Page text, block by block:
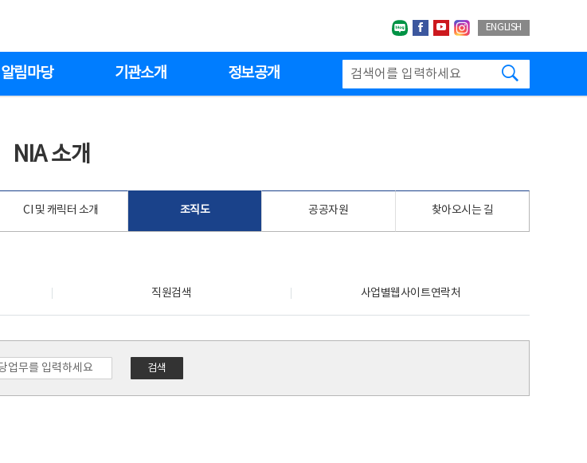
네이버블로그
페이스북
유투브인스타그랩
ENGLISH
알림마당 기관소개 정보공개
NIA 소개
CI 및 캐릭터 소개 조직도 공공자원 찾아오시는 길
직원검색 사업별웹사이트연락처
검색